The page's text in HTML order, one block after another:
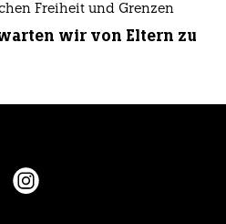
Freiheit und Grenzen
wir von Eltern zu